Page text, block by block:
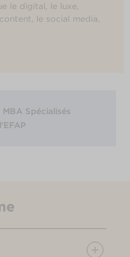
le digital, le luxe,
le social media,
Spécialisés